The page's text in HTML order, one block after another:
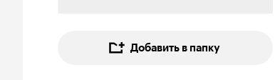
Добавить в папку